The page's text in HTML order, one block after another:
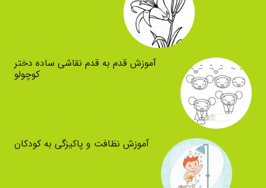
آموزش قدم به قدم نقاشی ساده دختر
کوچولو
آموزش نظافت و پاکیزگی به کودکان